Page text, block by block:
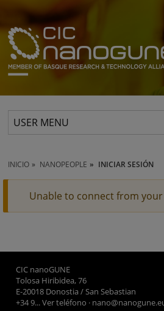
USER MENU
INICIO NANOPEOPLE INICIAR SESIÓN
Unable to connect from
CIC nanoGUNE
Tolosa Hiribidea, 76
E-20018 Donostia / San Sebastian
+34 9... Ver teléfono ·